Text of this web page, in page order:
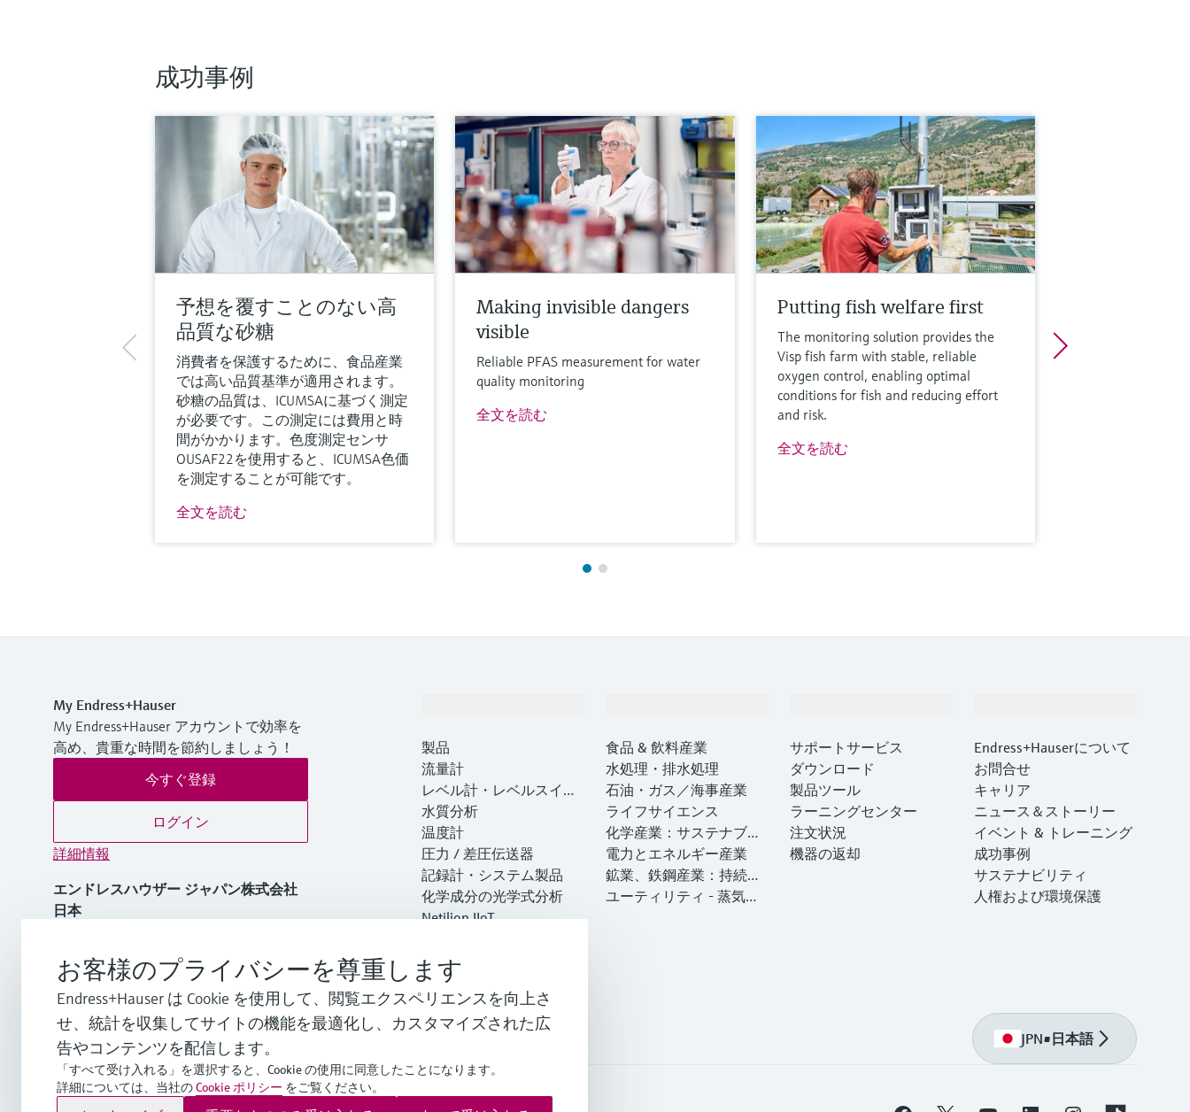
成功事例
予想を覆すことのない高
品質な砂糖
消費者を保護するために、食品産業
では高い品質基準が適用されます。
砂糖の品質は、ICUMSAに基づく測定
が必要です。この測定には費用と時
間がかかります。色度測定センサ
OUSAF22を使用すると、ICUMSA色価
を測定することが可能です。
全文を読む
Making invisible dangers
visible
Reliable PFAS measurement for water
quality monitoring
全文を読む
Putting fish welfare first
The monitoring solution provides the
Visp fish farm with stable, reliable
oxygen control, enabling optimal
conditions for fish and reducing effort
and risk.
全文を読む
My Endress+Hauser
My Endress+Hauser アカウントで効率を
高め、貴重な時間を節約しましょう！
今すぐ登録
ログイン
詳細情報
エンドレスハウザー ジャパン株式会社
日本
+81 3-4555-1911
info.jp@endress.com
製品
流量計
レベル計・レベルスイッ
チ
水質分析
温度計
圧力 / 差圧伝送器
記録計・システム製品
化学成分の光学式分析
Netilion IIoT
注目製品
製品ツール
計装サービス
食品 & 飲料産業
水処理・排水処理
石油・ガス／海事産業
ライフサイエンス
化学産業：サステナブル
な成功のパートナー
電力とエネルギー産業
鉱業、鉄鋼産業：持続可
能な未来を引き出す
ユーティリティ - 蒸気ソ
サポートサービス
ダウンロード
製品ツール
ラーニングセンター
注文状況
機器の返却
Endress+Hauserについて
お問合せ
キャリア
ニュース＆ストーリー
イベント & トレーニング
成功事例
サステナビリティ
人権および環境保護
JPN• 日本語
Copyright © Endress+Hauser Group Services AG
お客様のプライバシーを尊重します
Endress+Hauser は Cookie を使用して、閲覧エクスペリエンスを向上さ
せ、統計を収集してサイトの機能を最適化し、カスタマイズされた広
告やコンテンツを配信します。
「すべて受け入れる」を選択すると、Cookie の使用に同意したことになります。
詳細については、当社のCookie ポリシー をご覧ください。